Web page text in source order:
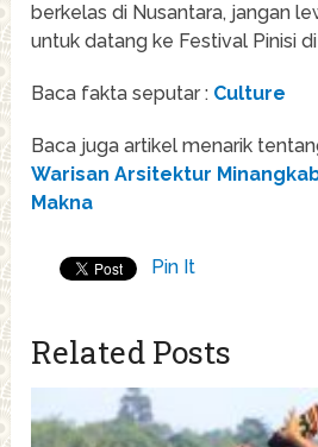
berkelas di Nusantara, jangan
untuk datang ke Festival Pinisi
Baca fakta seputar : Culture
Baca juga artikel menarik
Warisan Arsitektur
Makna
Pin It
Related Posts